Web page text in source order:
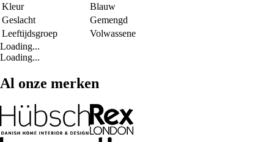
Kleur
Blauw
Geslacht
Gemengd
Leeftijdsgroep
Volwassene
Loading...
Loading...
Al onze merken